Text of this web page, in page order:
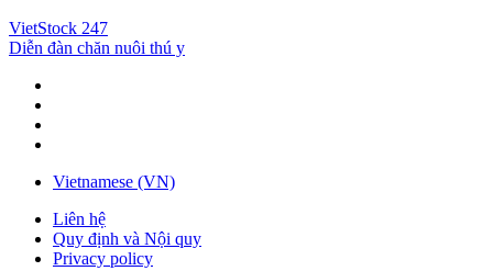
VietStock 247
Diễn đàn chăn nuôi thú y
Vietnamese (VN)
Liên hệ
Quy định và Nội quy
Privacy policy